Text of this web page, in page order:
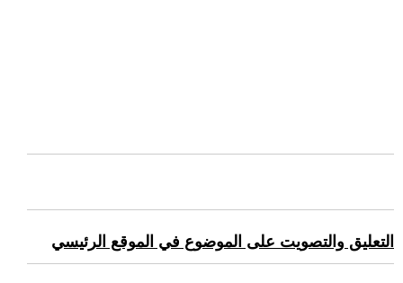
التعليق والتصويت على الموضوع في الموقع الرئيسي